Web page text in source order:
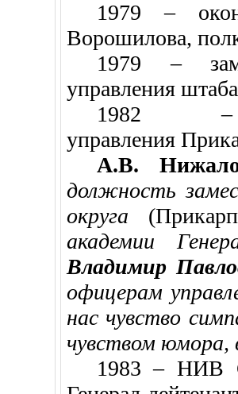
1979 –
Ворошилова,
1979 –
управления
1982 –
управления
А.В.
должность
округа
академии
Владимир
офицерам
нас чувство
чувством юмора,
1983 – НИВ